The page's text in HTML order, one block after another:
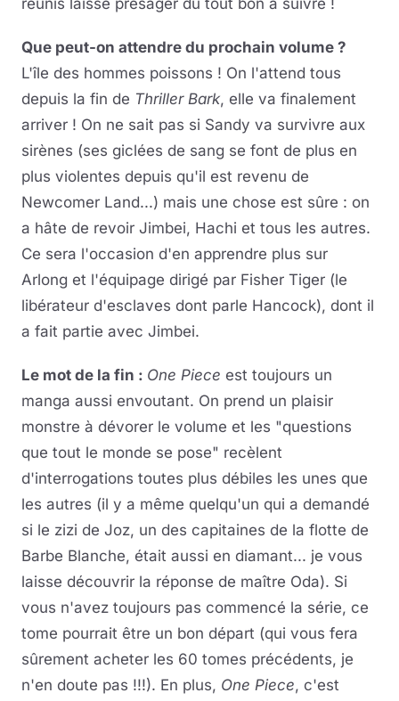
réunis laisse présager du tout bon à suivre !
Que peut-on attendre du prochain volume ?
L'île des hommes poissons ! On l'attend tous
depuis la fin de Thriller Bark, elle va finalement
arriver ! On ne sait pas si Sandy va survivre aux
sirènes (ses giclées de sang se font de plus en
plus violentes depuis qu'il est revenu de
Newcomer Land...) mais une chose est sûre : on
a hâte de revoir Jimbei, Hachi et tous les autres.
Ce sera l'occasion d'en apprendre plus sur
Arlong et l'équipage dirigé par Fisher Tiger (le
libérateur d'esclaves dont parle Hancock), dont il
a fait partie avec Jimbei.
Le mot de la fin : One Piece est toujours un
manga aussi envoutant. On prend un plaisir
monstre à dévorer le volume et les "questions
que tout le monde se pose" recèlent
d'interrogations toutes plus débiles les unes que
les autres (il y a même quelqu'un qui a demandé
si le zizi de Joz, un des capitaines de la flotte de
Barbe Blanche, était aussi en diamant... je vous
laisse découvrir la réponse de maître Oda). Si
vous n'avez toujours pas commencé la série, ce
tome pourrait être un bon départ (qui vous fera
sûrement acheter les 60 tomes précédents, je
n'en doute pas !!!). En plus, One Piece, c'est